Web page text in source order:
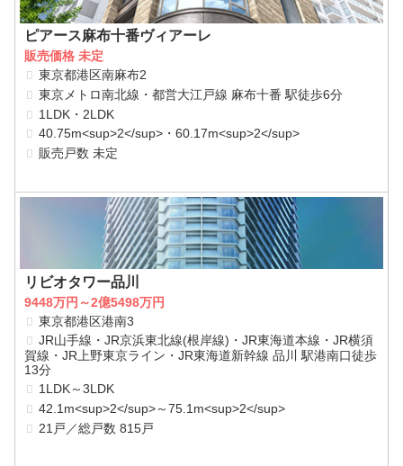
ピアース麻布十番ヴィアーレ
販売価格 未定
東京都港区南麻布2
東京メトロ南北線・都営大江戸線 麻布十番 駅徒歩6分
1LDK・2LDK
40.75m<sup>2</sup>・60.17m<sup>2</sup>
販売戸数 未定
リビオタワー品川
9448万円～2億5498万円
東京都港区港南3
JR山手線・JR京浜東北線(根岸線)・JR東海道本線・JR横須
賀線・JR上野東京ライン・JR東海道新幹線 品川 駅港南口徒歩
13分
1LDK～3LDK
42.1m<sup>2</sup>～75.1m<sup>2</sup>
21戸／総戸数 815戸